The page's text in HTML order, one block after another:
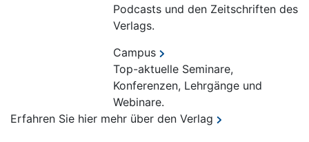
Podcasts und den Zeitschriften des
Verlags.
Campus
Top-aktuelle Seminare,
Konferenzen, Lehrgänge und
Webinare.
Erfahren Sie hier mehr über den Verlag